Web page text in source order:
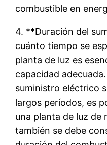
combustible en
4. **Duración del
cuánto tiempo se
planta de luz es
capacidad
suministro eléctrico
largos períodos, es
una planta de luz de
también se debe